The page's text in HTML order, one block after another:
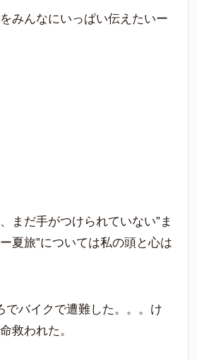
みんなにいっぱい伝えたいー
まだ手がつけられていない”ま
夏旅”については私の頭と心は
でバイクで遭難した。。。け
救われた。